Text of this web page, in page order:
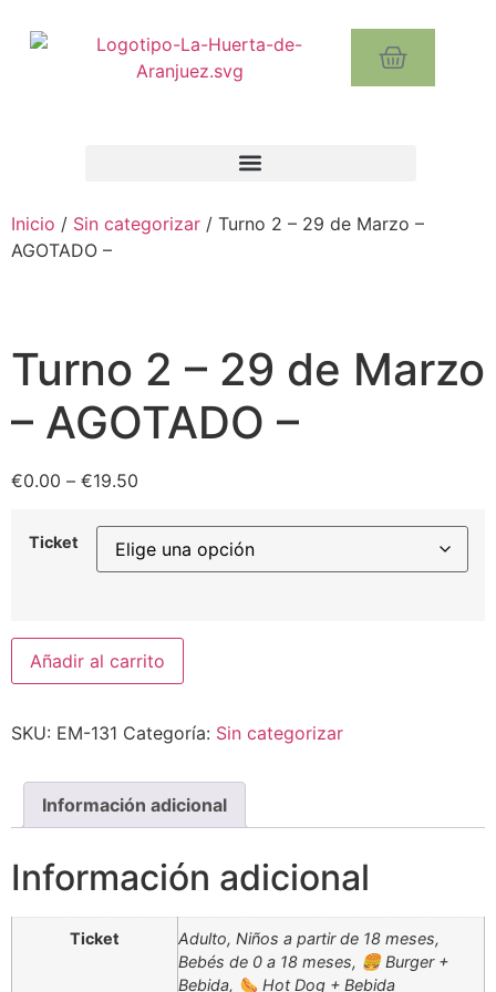
Inicio / Sin categorizar / Turno 2 – 29 de Marzo –
AGOTADO –
Turno 2 – 29 de Marzo
– AGOTADO –
€0.00 – €19.50
Ticket
Añadir al carrito
SKU: EM-131 Categoría: Sin categorizar
Información adicional
Información adicional
Ticket
Adulto, Niños a partir de 18 meses,
Bebés de 0 a 18 meses, 🍔 Burger +
Bebida, 🌭 Hot Dog + Bebida